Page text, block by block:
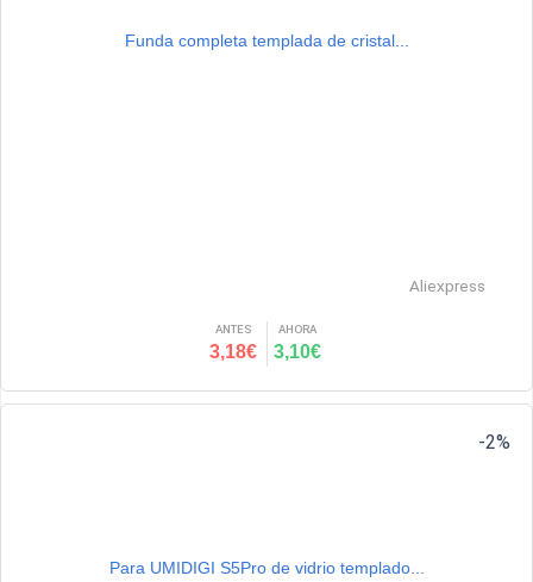
Funda completa templada de cristal...
Aliexpress
ANTES
3,18€
AHORA
3,10€
Para UMIDIGI S5Pro de vidrio templado...
-2%